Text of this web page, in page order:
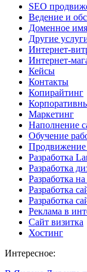
SEO
Ведение и
Доменное имя
Другие
Интернет-
Интернет-
Кейсы
Контакты
Копирайтинг
Маркетинг
Наполнение
Обучение
Продвижение
Разработка
Разработка
Разработка
Разработка
Разработка
Реклама в
Сайт визитка
Хостинг
Интересное: